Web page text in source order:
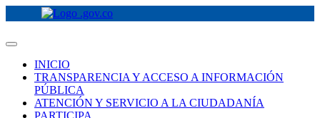
INICIO
TRANSPARENCIA Y ACCESO A INFORMACIÓN
PÚBLICA
ATENCIÓN Y SERVICIO A LA CIUDADANÍA
PARTICIPA